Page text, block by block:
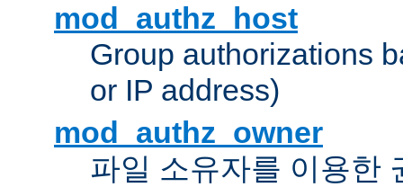
mod_authz_host
Group authorizations
or IP address)
mod_authz_owner
파일 소유자를 이용한